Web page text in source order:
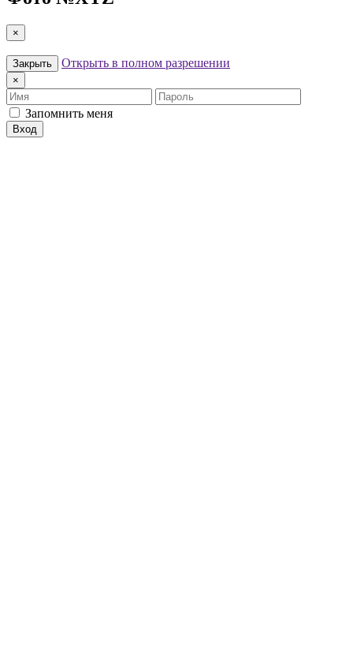
×
Закрыть Открыть в полном разрешении
×
Имя
Пароль
Запомнить меня
Вход